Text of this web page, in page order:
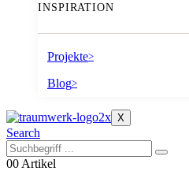
INSPIRATION
Projekte>
Blog>
X
Search
00 Artikel